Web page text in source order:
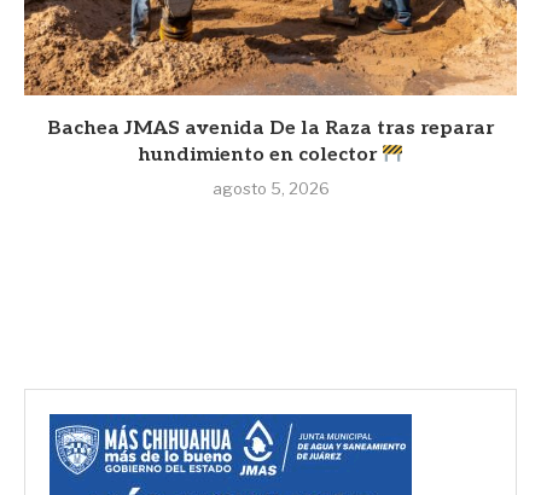
Bachea JMAS avenida De la Raza tras reparar
hundimiento en colector
agosto 5, 2026